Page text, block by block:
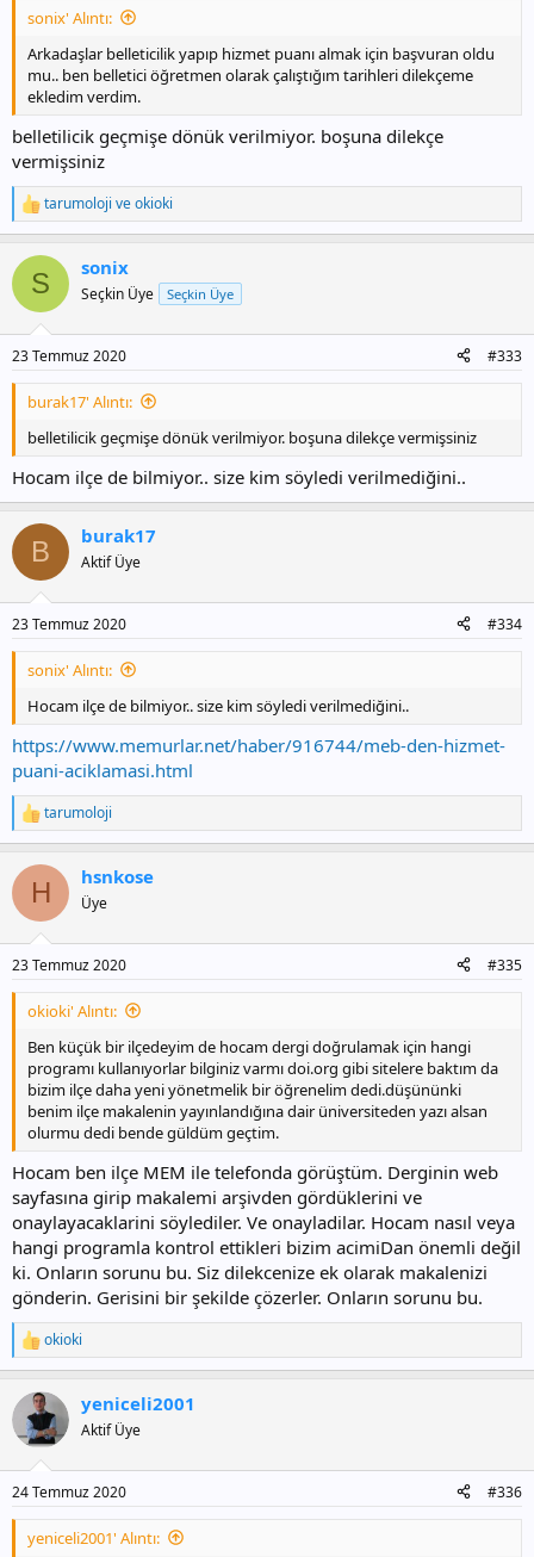
sonix' Alıntı:
Arkadaşlar belleticilik yapıp hizmet puanı almak için başvuran oldu
mu.. ben belletici öğretmen olarak çalıştığım tarihleri dilekçeme
ekledim verdim.
belletilicik geçmişe dönük verilmiyor. boşuna dilekçe
vermişsiniz
T
e
k
l
:
tarumoloji veokioki
S sonix
Seçkin Üye Seçkin Üye
23 Temmuz 2020 #333
burak17' Alıntı:
belletilicik geçmişe dönük verilmiyor. boşuna dilekçe vermişsiniz
Hocam ilçe de bilmiyor.. size kim söyledi verilmediğini..
B burak17
Aktif Üye
23 Temmuz 2020 #334
sonix' Alıntı:
Hocam ilçe de bilmiyor.. size kim söyledi verilmediğini..
https://www.memurlar.net/haber/916744/meb-den-hizmet-
puani-aciklamasi.html
T
e
k
l
:
tarumoloji
H hsnkose
Üye
23 Temmuz 2020 #335
okioki' Alıntı:
Ben küçük bir ilçedeyim de hocam dergi doğrulamak için hangi
programı kullanıyorlar bilginiz varmı doi.org gibi sitelere baktım da
bizim ilçe daha yeni yönetmelik bir öğrenelim dedi.düşününki
benim ilçe makalenin yayınlandığına dair üniversiteden yazı alsan
olurmu dedi bende güldüm geçtim.
Hocam ben ilçe MEM ile telefonda görüştüm. Derginin web
sayfasına girip makalemi arşivden gördüklerini ve
onaylayacaklarini söylediler. Ve onayladilar. Hocam nasıl veya
hangi programla kontrol ettikleri bizim acimiDan önemli değil
ki. Onların sorunu bu. Siz dilekcenize ek olarak makalenizi
gönderin. Gerisini bir şekilde çözerler. Onların sorunu bu.
T
e
k
l
:
okioki
yeniceli2001
Aktif Üye
24 Temmuz 2020 #336
yeniceli2001' Alıntı: